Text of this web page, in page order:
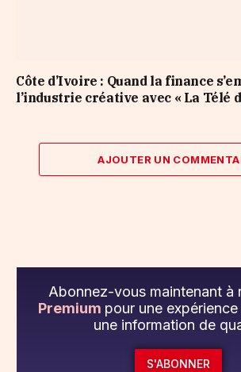
Côte d’Ivoire : Quand la finance
l’industrie créative avec « La Télé
AJOUTER UN
Abonnez-vous maintenant à
Premium pour une
une information de
S'ABONNER